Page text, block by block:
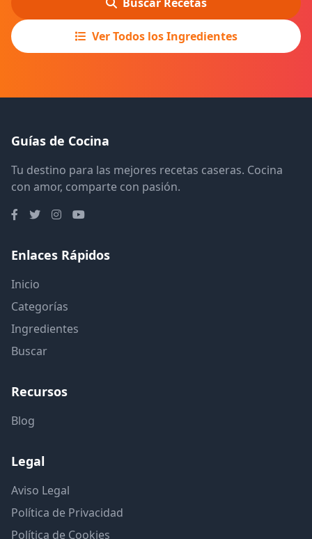
Ver Todos los Ingredientes
Guías de Cocina
Tu destino para las mejores recetas caseras. Cocina
con amor, comparte con pasión.
Enlaces Rápidos
Inicio
Categorías
Ingredientes
Buscar
Recursos
Blog
Legal
Aviso Legal
Política de Privacidad
Política de Cookies